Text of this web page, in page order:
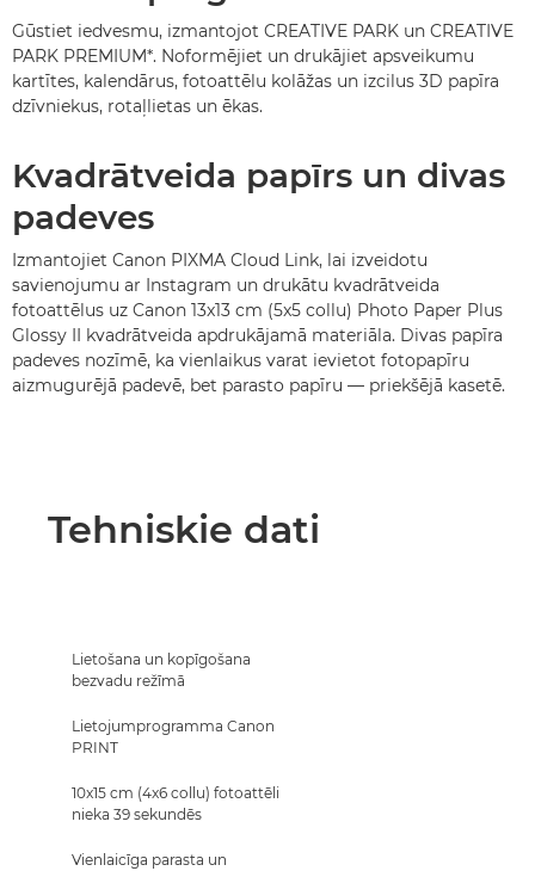
Gūstiet iedvesmu, izmantojot CREATIVE PARK un CREATIVE
PARK PREMIUM*. Noformējiet un drukājiet apsveikumu
kartītes, kalendārus, fotoattēlu kolāžas un izcilus 3D papīra
dzīvniekus, rotaļlietas un ēkas.
Kvadrātveida papīrs un divas
padeves
Izmantojiet Canon PIXMA Cloud Link, lai izveidotu
savienojumu ar Instagram un drukātu kvadrātveida
fotoattēlus uz Canon 13x13 cm (5x5 collu) Photo Paper Plus
Glossy II kvadrātveida apdrukājamā materiāla. Divas papīra
padeves nozīmē, ka vienlaikus varat ievietot fotopapīru
aizmugurējā padevē, bet parasto papīru — priekšējā kasetē.
Tehniskie dati
Lietošana un kopīgošana
bezvadu režīmā
Lietojumprogramma Canon
PRINT
10x15 cm (4x6 collu) fotoattēli
nieka 39 sekundēs
Vienlaicīga parasta un